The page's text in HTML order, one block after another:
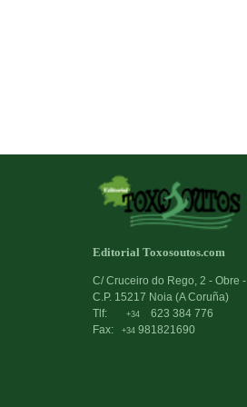
Editorial Toxosoutos.com
C/ Cruceiro do Rego, 2 - Obre -
C.P. 15217 Noia (A Coruña)
Tlf:
+34
623 384 776
Fax:
+34 981821690